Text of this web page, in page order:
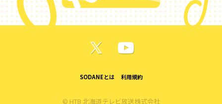
SODANEとは 利用規約
© HTB 北海道テレビ放送株式会社